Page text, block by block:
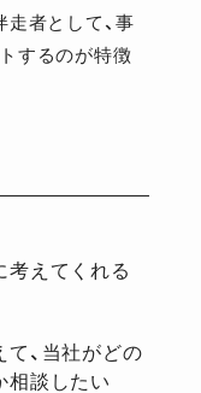
者として、事
するのが特徴
考えてくれる
、当社がどの
相談したい